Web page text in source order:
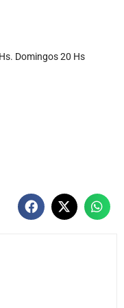
Domingos 20 Hs